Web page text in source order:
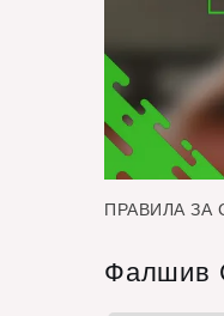
ПРАВИЛА ЗА
Фалшив